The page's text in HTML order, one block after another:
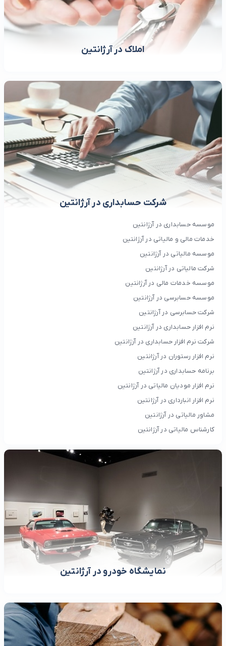
املاک در آرژانتین
شرکت حسابداری در آرژانتین
موسسه حسابداری در آرژانتین
خدمات مالی و مالیاتی در آرژانتین
موسسه مالیاتی در آرژانتین
شرکت مالیاتی در آرژانتین
موسسه خدمات مالی در آرژانتین
موسسه حسابرسی در آرژانتین
شرکت حسابرسی در آرژانتین
نرم افزار حسابداری در آرژانتین
شرکت نرم افزار حسابداری در آرژانتین
نرم افزار رستوران در آرژانتین
برنامه حسابداری در آرژانتین
نرم افزار مودیان مالیاتی در آرژانتین
نرم افزار انبارداری در آرژانتین
مشاور مالیاتی در آرژانتین
کارشناس مالیاتی در آرژانتین
نمایشگاه خودرو در آرژانتین